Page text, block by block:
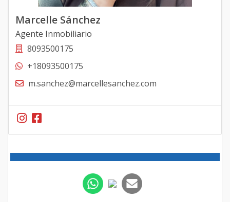
Marcelle Sánchez
Agente Inmobiliario
8093500175
+18093500175
m.sanchez@marcellesanchez.com